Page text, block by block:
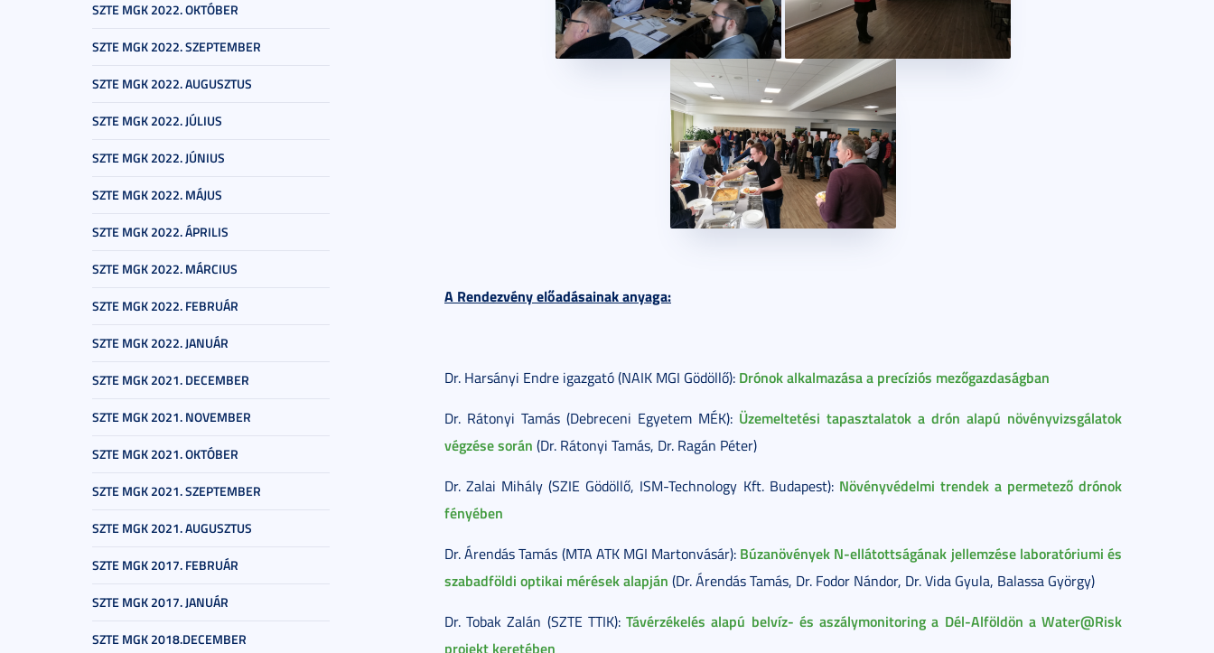
SZTE MGK 2022. OKTÓBER
SZTE MGK 2022. SZEPTEMBER
SZTE MGK 2022. AUGUSZTUS
SZTE MGK 2022. JÚLIUS
SZTE MGK 2022. JÚNIUS
SZTE MGK 2022. MÁJUS
SZTE MGK 2022. ÁPRILIS
SZTE MGK 2022. MÁRCIUS
SZTE MGK 2022. FEBRUÁR
SZTE MGK 2022. JANUÁR
SZTE MGK 2021. DECEMBER
SZTE MGK 2021. NOVEMBER
SZTE MGK 2021. OKTÓBER
SZTE MGK 2021. SZEPTEMBER
SZTE MGK 2021. AUGUSZTUS
SZTE MGK 2017. FEBRUÁR
SZTE MGK 2017. JANUÁR
SZTE MGK 2018.DECEMBER
A Rendezvény előadásainak anyaga:
Dr. Harsányi Endre igazgató (NAIK MGI Gödöllő): Drónok alkalmazása a precíziós mezőgazdaságban
Dr. Rátonyi Tamás (Debreceni Egyetem MÉK): Üzemeltetési tapasztalatok a drón alapú növényvizsgálatok
végzése során (Dr. Rátonyi Tamás, Dr. Ragán Péter)
Dr. Zalai Mihály (SZIE Gödöllő, ISM-Technology Kft. Budapest): Növényvédelmi trendek a permetező drónok
fényében
Dr. Árendás Tamás (MTA ATK MGI Martonvásár): Búzanövények N-ellátottságának jellemzése laboratóriumi és
szabadföldi optikai mérések alapján (Dr. Árendás Tamás, Dr. Fodor Nándor, Dr. Vida Gyula, Balassa György)
Dr. Tobak Zalán (SZTE TTIK):Távérzékelés alapú belvíz- és aszálymonitoring a Dél-Alföldön a Water@Risk
projekt keretében